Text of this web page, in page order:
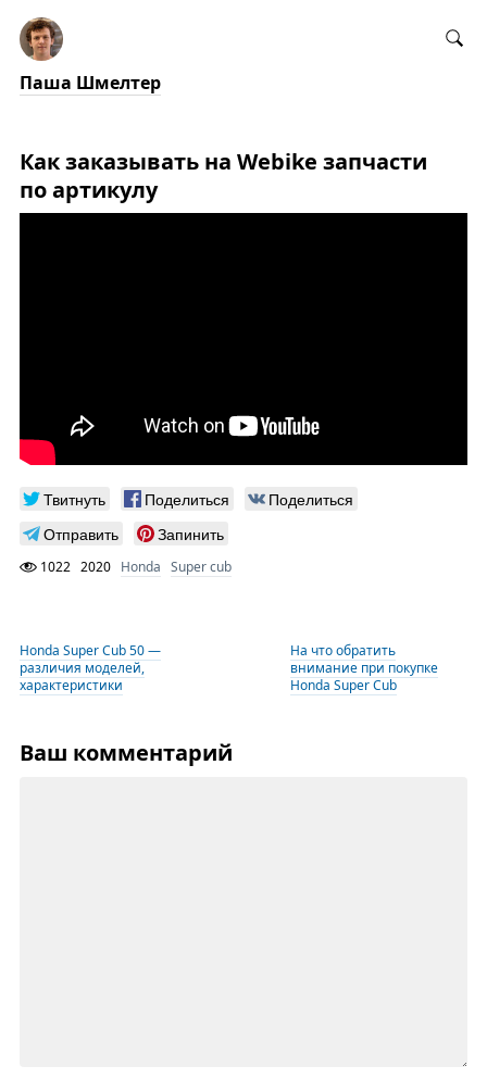
Паша Шмелтер
Как заказывать на Webike запчасти
по артикулу
Твитнуть Поделиться
Поделиться
Отправить
Запинить
1022 2020 Honda Super cub
Honda Super Cub 50 —
различия моделей,
характеристики
На что обратить
внимание при покупке
Honda Super Cub
Ваш комментарий